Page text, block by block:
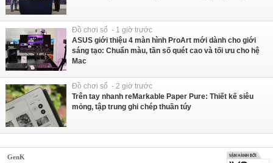
Đồ chơi số - 1 giờ trước
ASUS giới thiệu 4 màn hình ProArt mới dành cho giới
sáng tạo: Chuẩn màu, tần số quét cao và tối ưu cho hệ
Mac
Đồ chơi số - 2 giờ trước
Trên tay nhanh reMarkable Paper Pure: Thiết kế siêu
mỏng, tập trung ghi chép thuần túy
GenK